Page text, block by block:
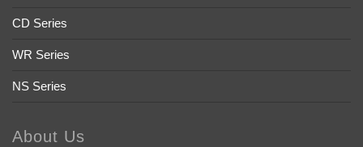
CD Series
WR Series
NS Series
About Us